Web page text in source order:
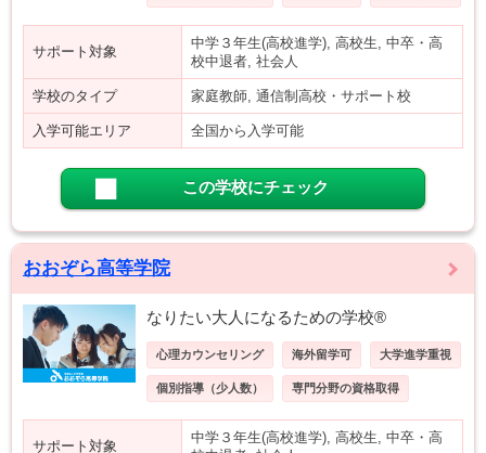
サポート対象
中学３年生(高校進学), 高校生, 中卒・高
校中退者, 社会人
学校のタイプ 家庭教師, 通信制高校・サポート校
入学可能エリア 全国から入学可能
この学校にチェック
おおぞら高等学院
なりたい大人になるための学校®
心理カウンセリング 海外留学可 大学進学重視
個別指導（少人数） 専門分野の資格取得
サポート対象
中学３年生(高校進学), 高校生, 中卒・高